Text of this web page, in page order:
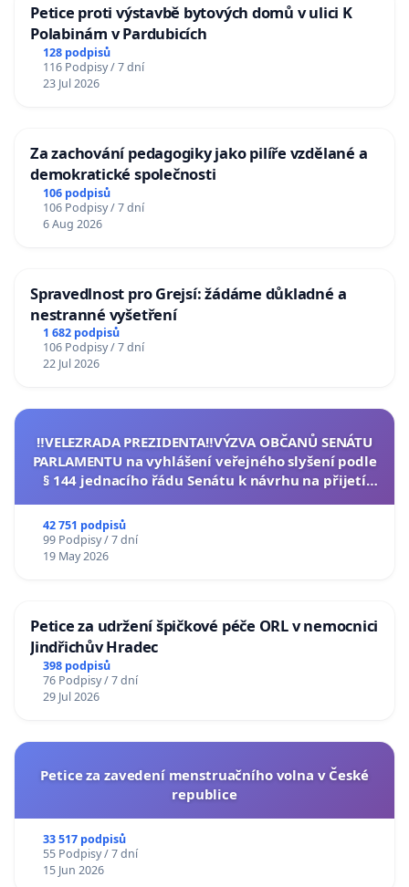
Petice proti výstavbě bytových domů v ulici K
Polabinám v Pardubicích
128 podpisů
116 Podpisy / 7 dní
23 Jul 2026
Za zachování pedagogiky jako pilíře vzdělané a
demokratické společnosti
106 podpisů
106 Podpisy / 7 dní
6 Aug 2026
Spravedlnost pro Grejsí: žádáme důkladné a
nestranné vyšetření
1 682 podpisů
106 Podpisy / 7 dní
22 Jul 2026
‼️VELEZRADA PREZIDENTA‼️VÝZVA OBČANŮ SENÁTU
PARLAMENTU na vyhlášení veřejného slyšení podle
§ 144 jednacího řádu Senátu k návrhu na přijetí
42 751 podpisů
99 Podpisy / 7 dní
19 May 2026
Petice za udržení špičkové péče ORL v nemocnici
Jindřichův Hradec
398 podpisů
76 Podpisy / 7 dní
29 Jul 2026
Petice za zavedení menstruačního volna v České
republice
33 517 podpisů
55 Podpisy / 7 dní
15 Jun 2026